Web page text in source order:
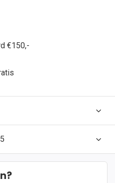
€150,-